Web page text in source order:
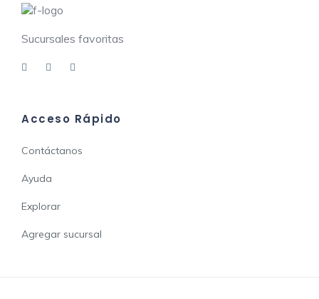
Sucursales favoritas
Acceso Rápido
Contáctanos
Ayuda
Explorar
Agregar sucursal